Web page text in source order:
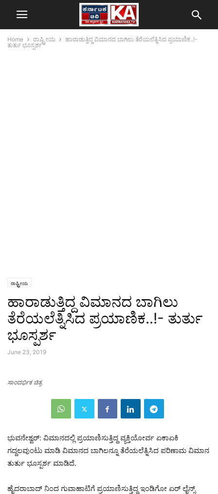
Home ರಾಷ್ಟ್ರೀಯ
ಹಾರಾಡುತ್ತಿದ್ದ ವಿಮಾನದ ಬಾಗಿಲು ತೆರೆಯಲೆತ್ನಿಸಿದ ಪ್ರಯಾಣಿಕ..!-
ತುರ್ತು ಭೂಸ್ಪರ್ಶ
ರಾಷ್ಟ್ರೀಯ
ಹಾರಾಡುತ್ತಿದ್ದ ವಿಮಾನದ ಬಾಗಿಲು
ತೆರೆಯಲೆತ್ನಿಸಿದ ಪ್ರಯಾಣಿಕ..!- ತುರ್ತು
ಭೂಸ್ಪರ್ಶ
June 23, 2019
ಸಾಂದರ್ಭಿಕ ಚಿತ್ರ
ಭುವನೇಶ್ವರ್: ವಿಮಾನದಲ್ಲಿ ಪ್ರಯಾಣಿಸುತ್ತಿದ್ದ ವ್ಯಕ್ತಿಯೋರ್ವ ಏಕಾಏಕಿ
ಗದ್ದಲವುಂಟು ಮಾಡಿ ವಿಮಾನದ ಬಾಗಿಲನ್ನೂ ತೆರೆಯಲೆತ್ನಿಸಿದ ಪರಿಣಾಮ ವಿಮಾನ
ತುರ್ತು ಭೂಸ್ಪರ್ಶ ಮಾಡಿದೆ.
ಹೈದರಾಬಾದ್ ನಿಂದ ಗುವಾಹಾಟಿಗೆ ಪ್ರಯಾಣಿಸುತ್ತಿದ್ದ ಇಂಡಿಗೋ ಏರ್ ಲೈನ್ಸ್